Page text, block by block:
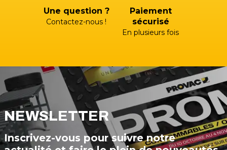
Une question ?
Contactez-nous !
Paiement
sécurisé
En plusieurs fois
NEWSLETTER
Inscrivez-vous pour suivre notre